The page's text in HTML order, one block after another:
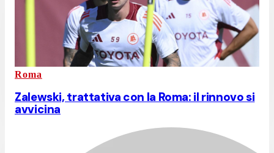
Roma
Zalewski, trattativa con la Roma: il rinnovo si
avvicina